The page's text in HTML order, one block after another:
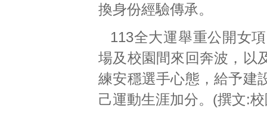
換身份經驗傳承。
113全大運舉重公開女
場及校園間來回奔波，以
練安穩選手心態，給予建
己運動生涯加分。(撰文: